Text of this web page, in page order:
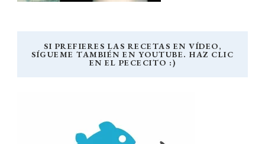
SI PREFIERES LAS RECETAS EN VÍDEO,
SÍGUEME TAMBIÉN EN YOUTUBE. HAZ CLIC
EN EL PECECITO :)